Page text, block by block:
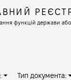
функцій держави або
Тип документа: